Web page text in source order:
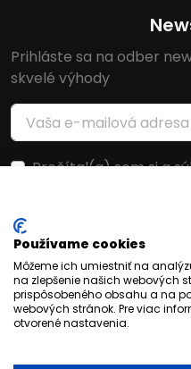
Prihláste sa na odber
skvelé výhody
Prečítal(a) som si a
Používame cookies
Môžeme ich umiestniť na
na zlepšenie našich webových
prispôsobeného obsahu a na
webových stránok. Pre viac
otvorené nastavenia.